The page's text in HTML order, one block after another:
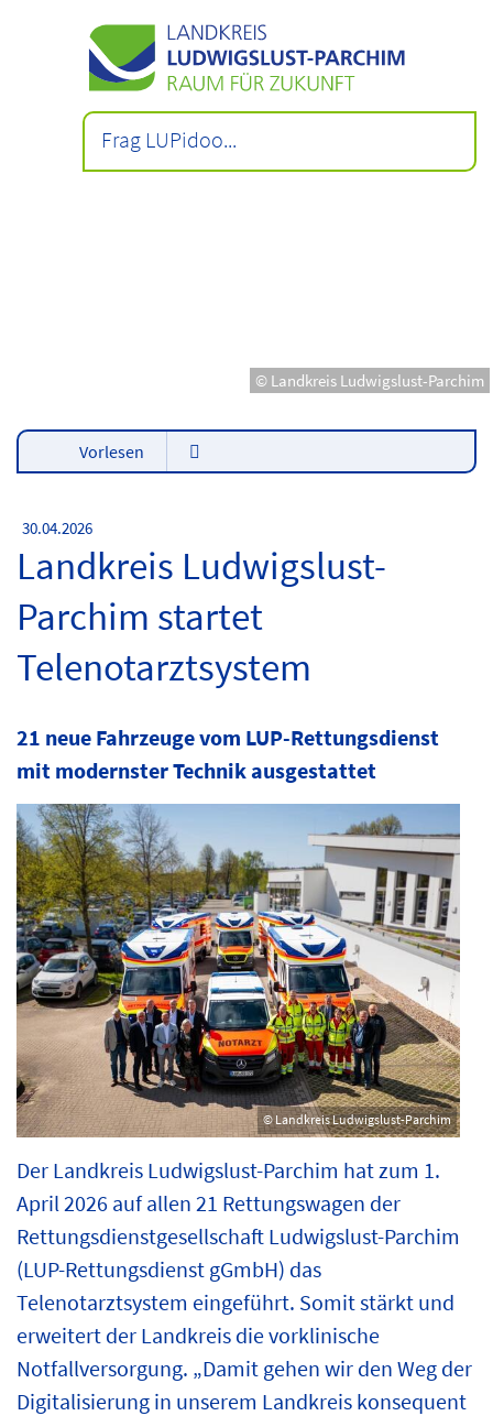
© Landkreis Ludwigslust-Parchim
Vorlesen
30.04.2026
Landkreis Ludwigslust-
Parchim startet
Telenotarztsystem
21 neue Fahrzeuge vom LUP-Rettungsdienst
mit modernster Technik ausgestattet
© Landkreis Ludwigslust-Parchim
Der Landkreis Ludwigslust-Parchim hat zum 1.
April 2026 auf allen 21 Rettungswagen der
Rettungsdienstgesellschaft Ludwigslust-Parchim
(LUP-Rettungsdienst gGmbH) das
Telenotarztsystem eingeführt. Somit stärkt und
erweitert der Landkreis die vorklinische
Notfallversorgung. „Damit gehen wir den Weg der
Digitalisierung in unserem Landkreis konsequent